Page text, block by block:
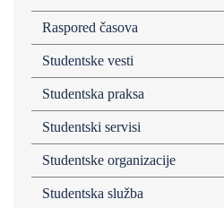
Raspored časova
Studentske vesti
Studentska praksa
Studentski servisi
Studentske organizacije
Studentska služba